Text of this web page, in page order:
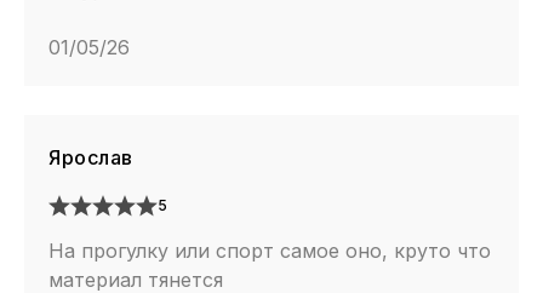
01/05/26
Ярослав
5
На прогулку или спорт самое оно, круто что
материал тянется